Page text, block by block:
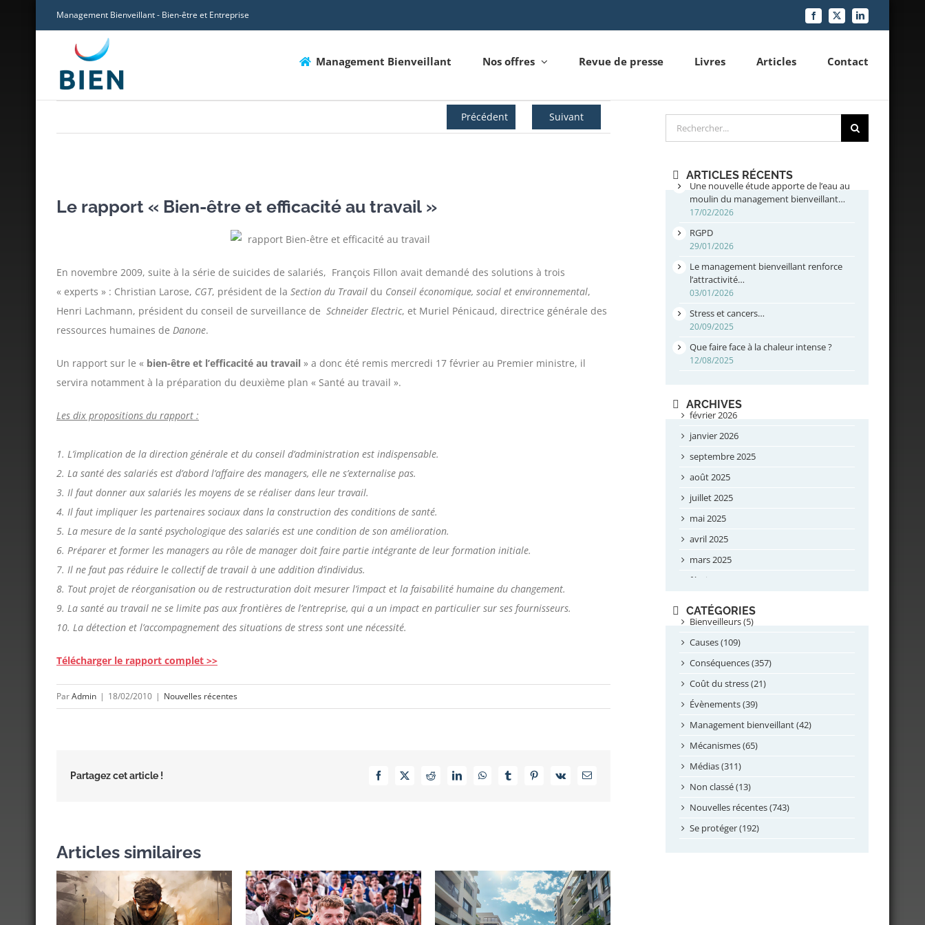
Management Bienveillant - Bien-être et Entreprise Facebook
X LinkedIn
Management Bienveillant Nos offres Revue de presse Livres Articles Contact
Précédent Suivant
l'image
Le rapport « Bien-être et efficacité au travail »
En novembre 2009, suite à la série de suicides de salariés, François Fillon avait demandé des solutions à trois
« experts » : Christian Larose, CGT, président de la Section du Travail du Conseil économique, social et environnemental,
Henri Lachmann, président du conseil de surveillance de Schneider Electric, et Muriel Pénicaud, directrice générale des
ressources humaines de Danone.
Un rapport sur le « bien-être et l’efficacité au travail » a donc été remis mercredi 17 février au Premier ministre, il
servira notamment à la préparation du deuxième plan « Santé au travail ».
Les dix propositions du rapport :
1. L’implication de la direction générale et du conseil d’administration est indispensable.
2. La santé des salariés est d’abord l’affaire des managers, elle ne s’externalise pas.
3. Il faut donner aux salariés les moyens de se réaliser dans leur travail.
4. Il faut impliquer les partenaires sociaux dans la construction des conditions de santé.
5. La mesure de la santé psychologique des salariés est une condition de son amélioration.
6. Préparer et former les managers au rôle de manager doit faire partie intégrante de leur formation initiale.
7. Il ne faut pas réduire le collectif de travail à une addition d’individus.
8. Tout projet de réorganisation ou de restructuration doit mesurer l’impact et la faisabilité humaine du changement.
9. La santé au travail ne se limite pas aux frontières de l’entreprise, qui a un impact en particulier sur ses fournisseurs.
10. La détection et l’accompagnement des situations de stress sont une nécessité.
Télécharger le rapport complet >>
ParAdmin | 18/02/2010 | Nouvelles récentes
Partagez cet article ! Facebook
X RedditLinkedInWhatsAppTumblrPinterest
Vk Email
Articles similaires
Rechercher
ARTICLES RÉCENTS
Une nouvelle étude apporte de l’eau au
moulin du management bienveillant…
17/02/2026
RGPD
29/01/2026
Le management bienveillant renforce
l’attractivité…
03/01/2026
Stress et cancers…
20/09/2025
Que faire face à la chaleur intense ?
12/08/2025
ARCHIVES
février 2026
janvier 2026
septembre 2025
août 2025
juillet 2025
mai 2025
avril 2025
mars 2025
février 2025
septembre 2024
août 2024
juillet 2024
juin 2024
mai 2024
avril 2024
février 2024
janvier 2024
novembre 2023
octobre 2023
septembre 2023
CATÉGORIES
Bienveilleurs (5)
Causes (109)
Conséquences (357)
Coût du stress (21)
Évènements (39)
Management bienveillant (42)
Mécanismes (65)
Médias (311)
Non classé (13)
Nouvelles récentes (743)
Se protéger (192)